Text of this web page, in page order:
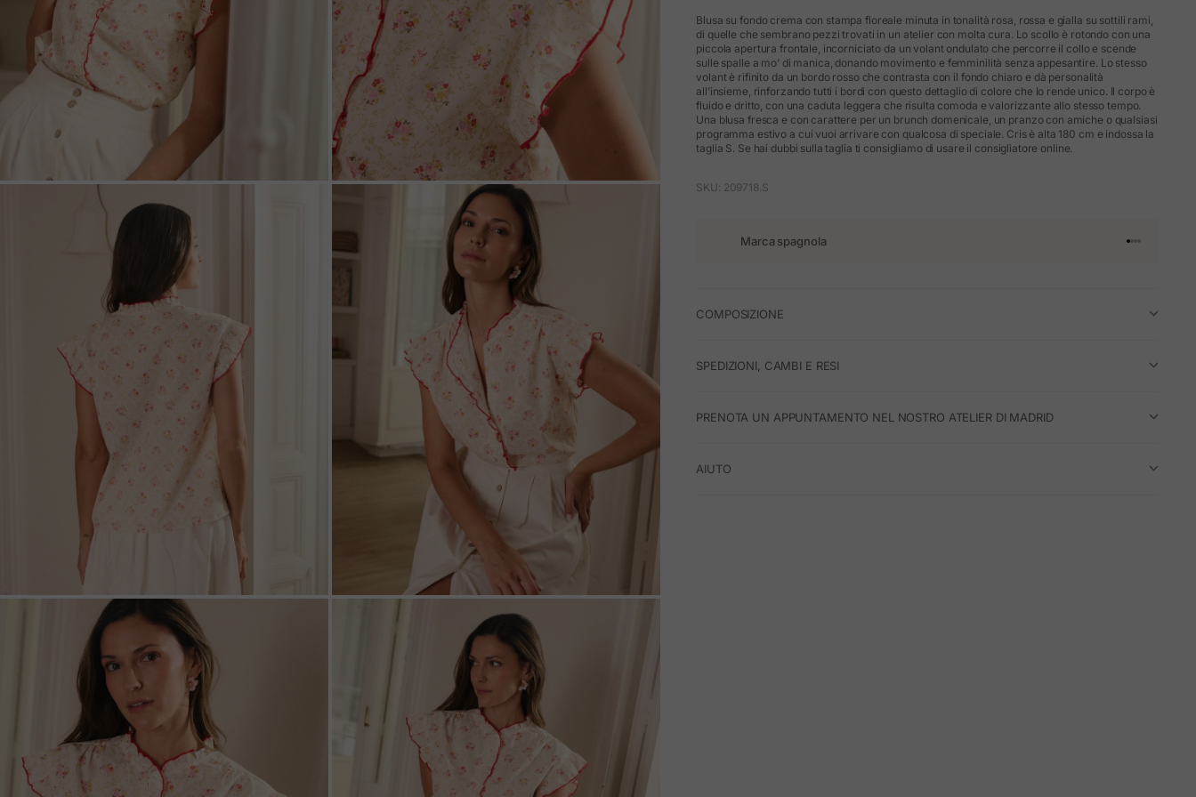
Blusa su fondo crema con stampa floreale minuta in tonalità rosa, rossa e gialla su sottili rami,
di quelle che sembrano pezzi trovati in un atelier con molta cura. Lo scollo è rotondo con una
piccola apertura frontale, incorniciato da un volant ondulato che percorre il collo e scende
sulle spalle a mo’ di manica, donando movimento e femminilità senza appesantire. Lo stesso
volant è rifinito da un bordo rosso che contrasta con il fondo chiaro e dà personalità
all’insieme, rinforzando tutti i bordi con questo dettaglio di colore che lo rende unico. Il corpo è
fluido e dritto, con una caduta leggera che risulta comoda e valorizzante allo stesso tempo.
Una blusa fresca e con carattere per un brunch domenicale, un pranzo con amiche o qualsiasi
programma estivo a cui vuoi arrivare con qualcosa di speciale. Cris è alta 180 cm e indossa la
taglia S. Se hai dubbi sulla taglia ti consigliamo di usare il consigliatore online.
SKU: 209718.S
Marca spagnola Vai
Vai
Vai
Vai
COMPOSIZIONE
SPEDIZIONI, CAMBI E RESI
PRENOTA UN APPUNTAMENTO NEL NOSTRO ATELIER DI MADRID
AIUTO